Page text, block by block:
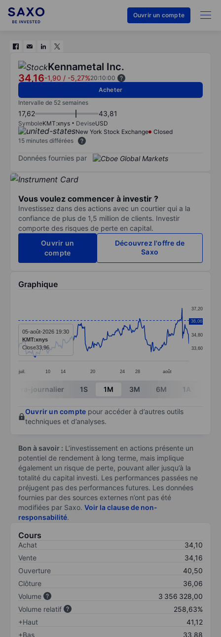
Ouvrir un compte
Kennametal Inc.
34,16-1,90 / -5,27%20:10:00
Acheter
Intervalle de 52 semaines
17,62 43,81
SymboleKMT:xnys DeviseUSD
New York Stock Exchange
Closed
15 minutes différées
Données fournies par
Vous voulez commencer à investir ?
Investissez dans des actions avec un courtier qui a la
confiance de plus de 1,5 million de clients. Investir
comporte des risques de perte en capital.
Ouvrir un
compte
Découvrez l'offre de
Saxo
Graphique
Line chart with 299 data points.
The chart has 1 X axis displaying categories.
The chart has 1 Y axis displaying values. Data ranges
juil. 10 14 20 24 28 août
33,60
34,80
36,00
37,20
36,06
05-août-2026 19:30
KMT:xnys
Close33,96
End of interactive chart.
Intra-journalier 1S 1M 3M 6M 1A
Ouvrir un compte pour accéder à d’autres outils
techniques et d’analyses.
Bon à savoir : L’investissement en actions présente un
potentiel de rendement à long terme, mais implique
également un risque de perte, pouvant aller jusqu’à la
totalité du capital investi. Les performances passées ne
préjugent pas des performances futures. Les données
fournies par des sources externes n’ont pas été
modifiées par Saxo. Voir la clause de non-
responsabilité.
Cours
Achat
34,10
Vente
34,16
Ouverture
40,50
Clôture
36,06
Volume
3 356 328,00
Volume relatif
258,63%
+Haut
41,12
+Bas
33,88